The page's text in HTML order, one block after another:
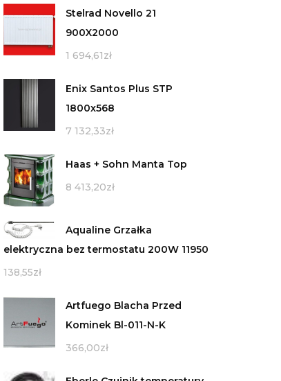
Stelrad Novello 21
900X2000
1 694,61zł
Enix Santos Plus STP
1800x568
7 132,33zł
Haas + Sohn Manta Top
8 413,20zł
Aqualine Grzałka
elektryczna bez termostatu 200W 11950
138,55zł
Artfuego Blacha Przed
Kominek Bl-011-N-K
366,00zł